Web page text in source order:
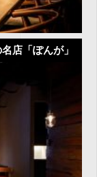
店「ぽんが」